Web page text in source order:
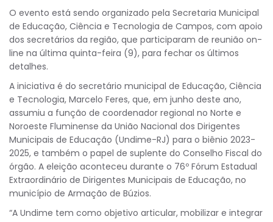
‌O evento está sendo organizado pela Secretaria Municipal
de Educação, Ciência e Tecnologia de Campos, com apoio
dos secretários da região, que participaram de reunião on-
line na última quinta-feira (9), para fechar os últimos
detalhes.
‌A iniciativa é do secretário municipal de Educação, Ciência
e Tecnologia, Marcelo Feres, que, em junho deste ano,
assumiu a função de coordenador regional no Norte e
Noroeste Fluminense da União Nacional dos Dirigentes
Municipais de Educação (Undime-RJ) para o biênio 2023-
2025, e também o papel de suplente do Conselho Fiscal do
órgão. A eleição aconteceu durante o 76º Fórum Estadual
Extraordinário de Dirigentes Municipais de Educação, no
município de Armação de Búzios.
“A Undime tem como objetivo articular, mobilizar e integrar